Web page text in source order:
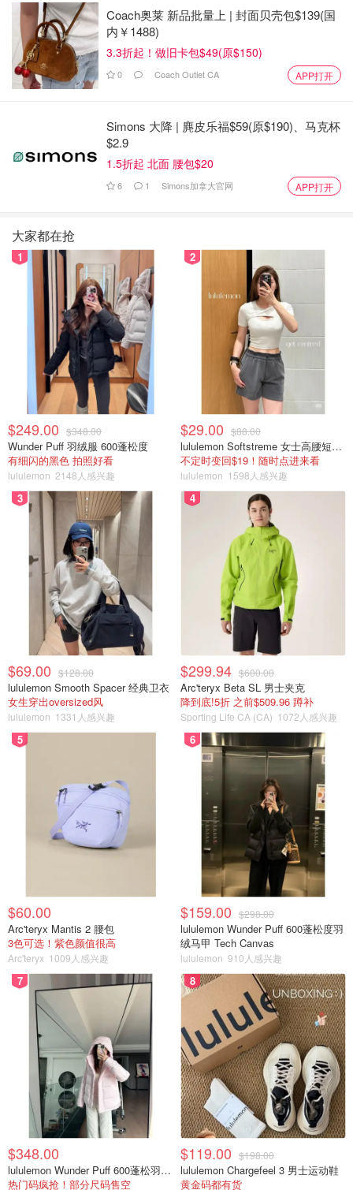
Coach奥莱 新品批量上 | 封面贝壳包$139(国
内￥1488)
3.3折起！做旧卡包$49(原$150)
0 Coach Outlet CA APP打开
Simons 大降 | 麂皮乐福$59(原$190)、马克杯
$2.9
1.5折起 北面 腰包$20
6 1 Simons加拿大官网 APP打开
大家都在抢
1
$249.00 $348.00
Wunder Puff 羽绒服 600蓬松度
有细闪的黑色 拍照好看
lululemon 2148人感兴趣
2
$29.00 $88.00
lululemon Softstreme 女士高腰短裤 10cm
不定时变回$19！随时点进来看
lululemon 1598人感兴趣
3
$69.00 $128.00
lululemon Smooth Spacer 经典卫衣
女生穿出oversized风
lululemon 1331人感兴趣
4
$299.94 $600.00
Arc'teryx Beta SL 男士夹克
降到底!5折 之前$509.96 蹲补
Sporting Life CA (CA) 1072人感兴趣
5
$60.00
Arc'teryx Mantis 2 腰包
3色可选！紫色颜值很高
Arc'teryx 1009人感兴趣
6
$159.00 $298.00
lululemon Wunder Puff 600蓬松度羽
绒马甲 Tech Canvas
lululemon 910人感兴趣
7
$348.00
lululemon Wunder Puff 600蓬松羽绒夹克
热门码疯抢！部分尺码售空
8
$119.00 $198.00
lululemon Chargefeel 3 男士运动鞋
黄金码都有货